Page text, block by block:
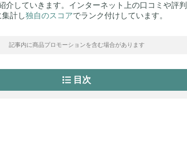
介していきます。インターネット上の口コミや評
集計し独自のスコアでランク付けしています。
記事内に商品プロモーションを含む場合があります
目次